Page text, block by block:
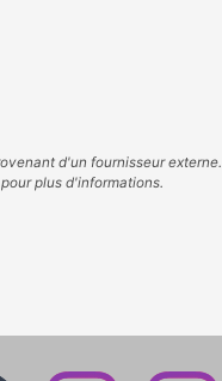
d'un fournisseur externe.
plus d'informations.